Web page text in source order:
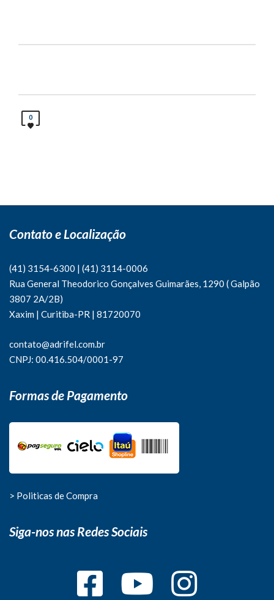
0
Contato e Localização
(41) 3154-6300 | (41) 3114-0006
Rua General Theodorico Gonçalves Guimarães, 1290 ( Galpão
3807 2A/2B)
Xaxim | Curitiba-PR | 81720070
contato@adrifel.com.br
CNPJ: 00.416.504/0001-97
Formas de Pagamento
> Politicas de Compra
Siga-nos nas Redes Sociais